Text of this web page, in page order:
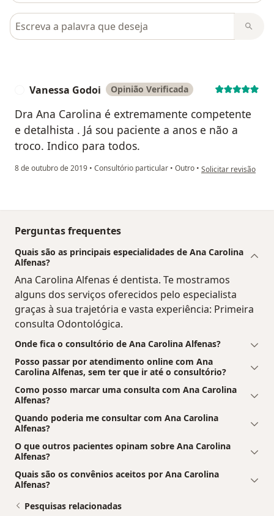
Pesquisar em opiniões
Vanessa Godoi Opinião Verificada
Dra Ana Carolina é extremamente competente
e detalhista . Já sou paciente a anos e não a
troco. Indico para todos.
8 de outubro de 2019 • Consultório particular • Outro • na opinião do
Solicitar revisão
Perguntas frequentes
Quais são as principais especialidades de Ana Carolina
Alfenas?
Ana Carolina Alfenas é dentista. Te mostramos
alguns dos serviços oferecidos pelo especialista
graças à sua trajetória e vasta experiência: Primeira
consulta Odontológica.
Onde fica o consultório de Ana Carolina Alfenas?
Posso passar por atendimento online com Ana
Carolina Alfenas, sem ter que ir até o consultório?
Como posso marcar uma consulta com Ana Carolina
Alfenas?
Quando poderia me consultar com Ana Carolina
Alfenas?
O que outros pacientes opinam sobre Ana Carolina
Alfenas?
Quais são os convênios aceitos por Ana Carolina
Alfenas?
Pesquisas relacionadas